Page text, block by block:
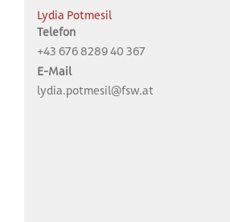
Lydia Potmesil
Telefon
+43 676 8289 40 367
E-Mail
lydia.potmesil@fsw.at